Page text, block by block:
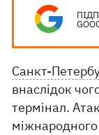
Санкт-
внаслідок
термінал.